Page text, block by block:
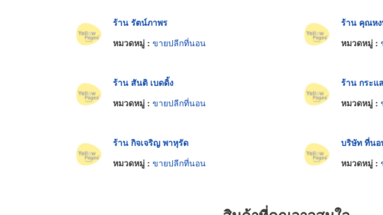
ร้าน รัตน์ภาพร
หมวดหมู่ : ขายปลีกที่นอน
ร้าน คุณห
หมวดหมู่ :
ร้าน สันติ เบดดิ้ง
หมวดหมู่ : ขายปลีกที่นอน
ร้าน กระแ
หมวดหมู่ :
ร้าน กิจเจริญ พาหุรัด
หมวดหมู่ : ขายปลีกที่นอน
บริษัท ที่นอ
หมวดหมู่ :